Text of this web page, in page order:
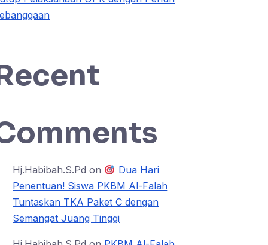
Hj.Habibah.S.Pd on
Dua Hari
Penentuan! Siswa PKBM Al-Falah
Tuntaskan TKA Paket C dengan
Semangat Juang Tinggi